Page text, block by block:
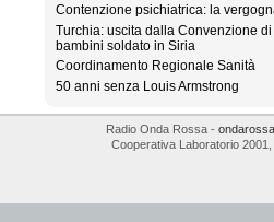
Contenzione psichiatrica: la
Turchia: uscita dalla Convenzione
bambini soldato in Siria
Coordinamento Regionale Sanità
50 anni senza Louis Armstrong
Radio Onda Rossa-
Cooperativa Laboratorio 2001